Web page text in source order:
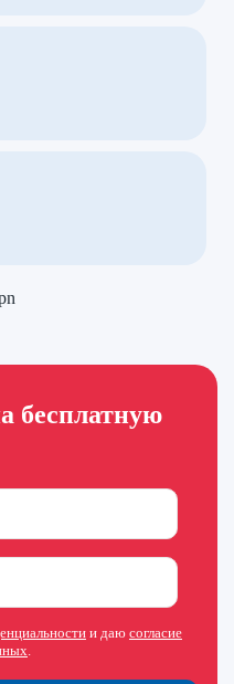
бесплатную
и даю согласие